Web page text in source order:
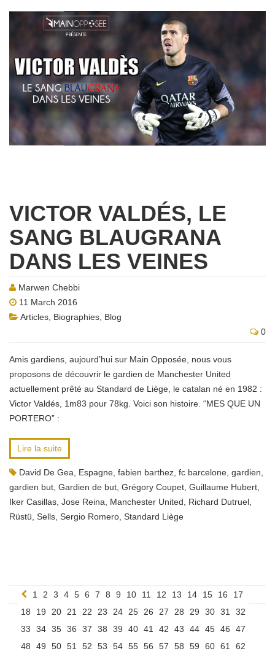
VICTOR VALDÉS, LE
SANG BLAUGRANA
DANS LES VEINES
Marwen Chebbi
11 March 2016
Articles Biographies Blog
0
Amis gardiens, aujourd’hui sur Main Opposée, nous vous
proposons de découvrir le gardien de Manchester United
actuellement prêté au Standard de Liège, le catalan né en 1982 :
Victor Valdés, 1m83 pour 78kg. Voici son histoire. “MES QUE UN
PORTERO” :
Lire la suite
David De Gea Espagne fabien barthez fc barcelone gardien
gardien but Gardien de but Grégory Coupet Guillaume Hubert
Iker Casillas Jose Reina Manchester United Richard Dutruel
Rüstü Sells Sergio Romero Standard Liège
1 2 3 4 5 6 7 8 9 10 11 12 13 14 15 16
17
18
19 20 21 22 23 24 25 26 27 28 29 30 31
32
33
34 35 36 37 38 39 40 41 42 43 44 45 46
47
48
49 50 51 52 53 54 55 56 57 58 59 60 61 62